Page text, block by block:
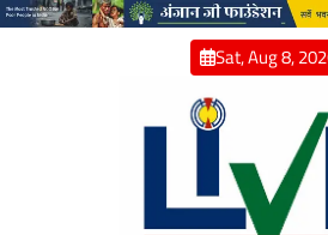
Skip
Sat, Aug 8,